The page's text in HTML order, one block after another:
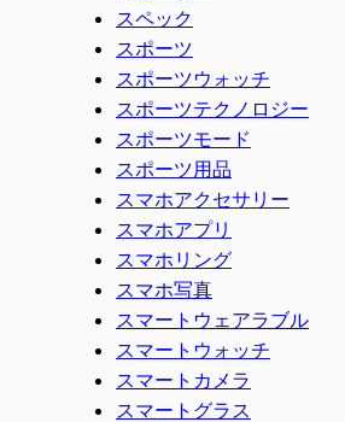
スペック
スポーツ
スポーツウォッチ
スポーツテクノロジー
スポーツモード
スポーツ用品
スマホアクセサリー
スマホアプリ
スマホリング
スマホ写真
スマートウェアラブル
スマートウォッチ
スマートカメラ
スマートグラス